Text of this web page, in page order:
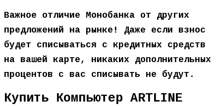
Важное отличие Монобанка от других
предложений на рынке! Даже если взнос
будет списываться с кредитных средств
на вашей карте, никаких дополнительных
процентов с вас списывать не будут.
Купить Компьютер ARTLINE